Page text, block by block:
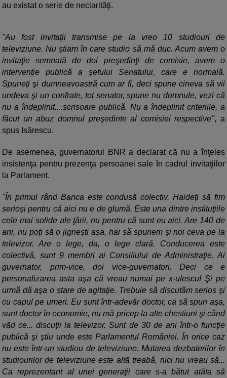
au existat o serie de neclarităţi.
"Au fost invitaţii transmise pe la vreo 10 studiouri de
televiziune. Nu ştiam în care studio să mă duc. Acum avem o
invitaţie semnată de doi preşedinţi de comisie, avem o
intervenţie publică a şefului Senatului, care e normală.
Spuneţi şi dumneavoastră cum ar fi, deci spune cineva să vii
undeva şi un confrate, tot senator, spune nu domnule, vezi că
nu a îndeplinit....scrisoare publică. Nu a îndeplinit criteriile, a
făcut un abuz domnul preşedinte al comisiei respective", a
spus Isărescu.
De asemenea, guvernatorul BNR a declarat că nu a înţeles
insistenţa pentru prezenţa persoanei sale în cadrul invitaţiilor
la Parlament.
"În primul rând Banca este condusă colectiv. Haideţi să fim
serioşi pentru că aici nu e de glumă. Este una dintre instituţiile
cele mai solide ale ţării, nu pentru că sunt eu aici. Are 140 de
ani, nu poţi să o jigneşti aşa, hai să spunem şi noi ceva pe la
televizor. Are o lege, da, o lege clară. Conducerea este
colectivă, sunt 9 membri ai Consiliului de Administraţie. Ai
guvernator, prim-vice, doi vice-guvernatori. Deci ce e
personalizarea asta aşa că vreau numai pe x-ulescu! Şi pe
urmă dă aşa o stare de agitaţie. Trebuie să discutăm serios şi
cu capul pe umeri. Eu sunt într-adevăr doctor, ca să spun aşa,
sunt doctor în economie, nu mă pricep la alte chestiuni şi când
văd ce... discuţii la televizor. Sunt de 30 de ani într-o funcţie
publică şi ştiu unde este Parlamentul României. În orice caz
nu este într-un studiou de televiziune. Mutarea dezbaterilor în
studiourilor de televiziune este altă treabă, nici nu vreau să...
Ca reprezentant al unei generaţii care s-a bătut atâta să